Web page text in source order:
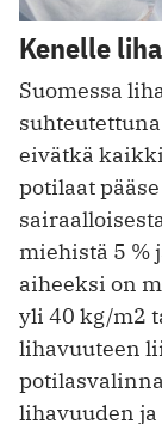
Kenelle
Suomessa
eivätkä
potilaat
miehistä 5 %
aiheeksi on
yli 40 kg/m2
lihavuuteen
lihavuuden